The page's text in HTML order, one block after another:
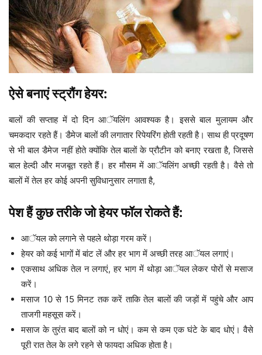
ऐसे बनाएं स्ट्रौंग हेयर:
बालों की सप्ताह में दो दिन आॅयलिंग आवश्यक है। इससे बाल मुलायम और
चमकदार रहते हैं। डैमेज बालों की लगातार रिपेयरिंग होती रहती है। साथ ही प्रदूषण
से भी बाल डैमेज नहीं होते क्योंकि तेल बालों के प्रौटीन को बनाए रखता है, जिससे
बाल हेल्दी और मजबूत रहते हैं। हर मौसम में आॅयलिंग अच्छी रहती है। वैसे तो
बालों में तेल हर कोई अपनी सुविधानुसार लगाता है,
पेश हैं कुछ तरीके जो हेयर फॉल रोकते हैं:
आॅयल को लगाने से पहले थोड़ा गरम करें।
हेयर को कई भागों में बांट लें और हर भाग में अच्छी तरह आॅयल लगाएं।
एकसाथ अधिक तेल न लगाएं, हर भाग में थोड़ा आॅयल लेकर पोरों से मसाज
करें।
मसाज 10 से 15 मिनट तक करें ताकि तेल बालों की जड़ों में पहुंचे और आप
ताजगी महसूस करें।
मसाज के तुरंत बाद बालों को न धोएं। कम से कम एक घंटे के बाद धोएं। वैसे
पूरी रात तेल के लगे रहने से फायदा अधिक होता है।